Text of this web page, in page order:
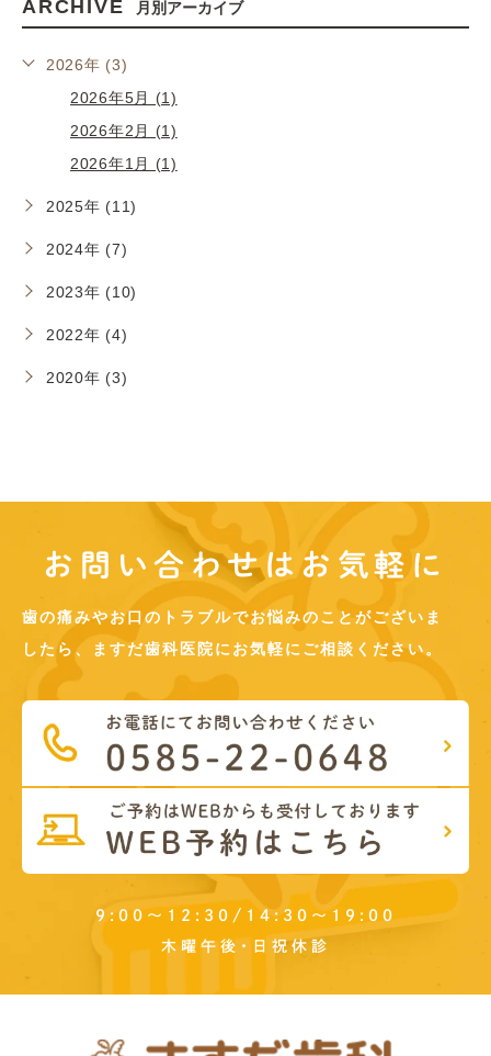
ARCHIVE 月別アーカイブ
2026年 (3)
2026年5月 (1)
2026年2月 (1)
2026年1月 (1)
2025年 (11)
2024年 (7)
2023年 (10)
2022年 (4)
2020年 (3)
お問い合わせはお気軽に
歯の痛みやお口のトラブルでお悩みのことがございま
したら、ますだ歯科医院にお気軽にご相談ください。
9:00～12:30/14:30～19:00
木曜午後･日祝休診